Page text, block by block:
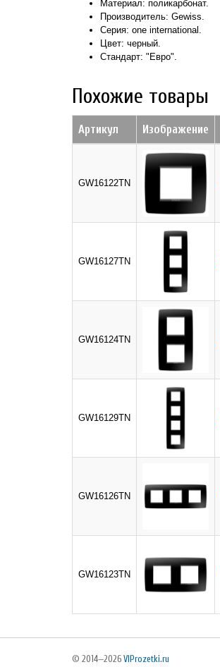
Материал: поликарбонат.
Производитель: Gewiss.
Серия: one international.
Цвет: черный.
Стандарт: "Евро".
Похожие товары
Артикул Изображение
GW16122TN
GW16127TN
GW16124TN
GW16129TN
GW16126TN
GW16123TN
© 2014—2026 VIProzetki.ru